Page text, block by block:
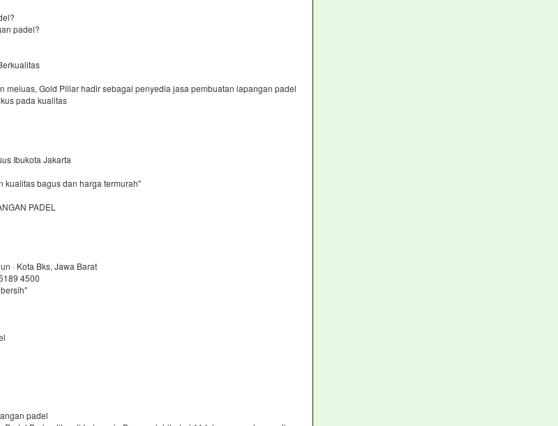
padel?
meluas, Gold Pillar hadir sebagai penyedia jasa pembuatan lapangan padel
pada kualitas
Ibukota Jakarta
bagus dan harga termurah"
PADEL
· Kota Bks, Jawa Barat
4500
padel